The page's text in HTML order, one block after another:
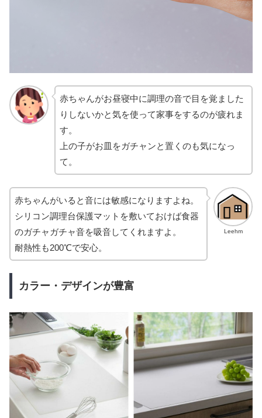
赤ちゃんがお昼寝中に調理の音で目を覚ました
りしないかと気を使って家事をするのが疲れま
す。
上の子がお皿をガチャンと置くのも気になっ
て。
Leehm
赤ちゃんがいると音には敏感になりますよね。
シリコン調理台保護マットを敷いておけば食器
のガチャガチャ音を吸音してくれますよ。
耐熱性も200℃で安心。
カラー・デザインが豊富